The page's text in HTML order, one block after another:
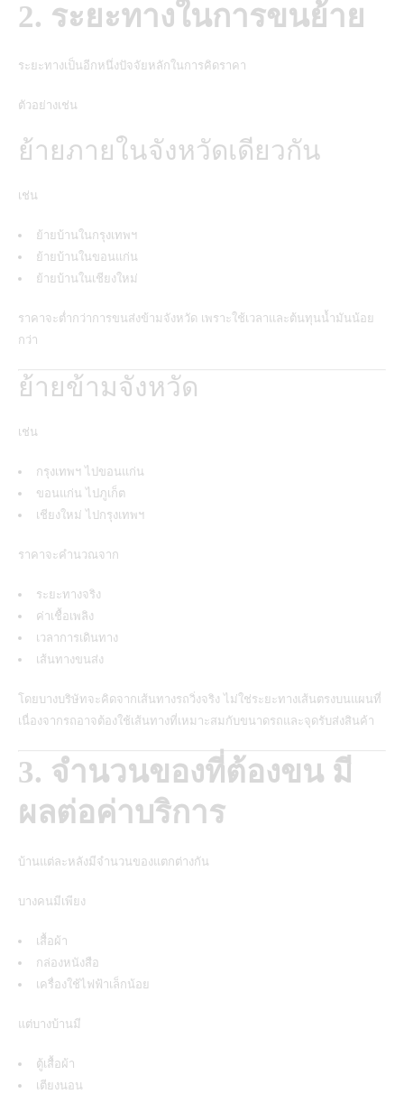
2. ระยะทางในการขนย้าย
ระยะทางเป็นอีกหนึ่งปัจจัยหลักในการคิดราคา
ตัวอย่างเช่น
ย้ายภายในจังหวัดเดียวกัน
เช่น
ย้ายบ้านในกรุงเทพฯ
ย้ายบ้านในขอนแก่น
ย้ายบ้านในเชียงใหม่
ราคาจะต่ำกว่าการขนส่งข้ามจังหวัด เพราะใช้เวลาและต้นทุนน้ำมันน้อย
กว่า
ย้ายข้ามจังหวัด
เช่น
กรุงเทพฯ ไปขอนแก่น
ขอนแก่น ไปภูเก็ต
เชียงใหม่ ไปกรุงเทพฯ
ราคาจะคำนวณจาก
ระยะทางจริง
ค่าเชื้อเพลิง
เวลาการเดินทาง
เส้นทางขนส่ง
โดยบางบริษัทจะคิดจากเส้นทางรถวิ่งจริง ไม่ใช่ระยะทางเส้นตรงบนแผนที่
เนื่องจากรถอาจต้องใช้เส้นทางที่เหมาะสมกับขนาดรถและจุดรับส่งสินค้า
3. จำนวนของที่ต้องขน มี
ผลต่อค่าบริการ
บ้านแต่ละหลังมีจำนวนของแตกต่างกัน
บางคนมีเพียง
เสื้อผ้า
กล่องหนังสือ
เครื่องใช้ไฟฟ้าเล็กน้อย
แต่บางบ้านมี
ตู้เสื้อผ้า
เตียงนอน